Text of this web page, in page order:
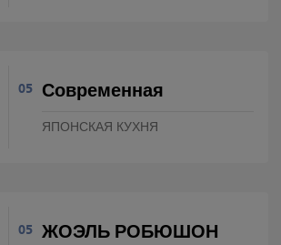
05 Современная
ЯПОНСКАЯ КУХНЯ
05 ЖОЭЛЬ РОБЮШОН